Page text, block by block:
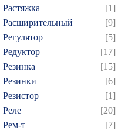
Растяжка
[1]
Расширительный
[9]
Регулятор
[5]
Редуктор
[17]
Резинка
[15]
Резинки
[6]
Резистор
[1]
Реле
[20]
Рем-т
[7]